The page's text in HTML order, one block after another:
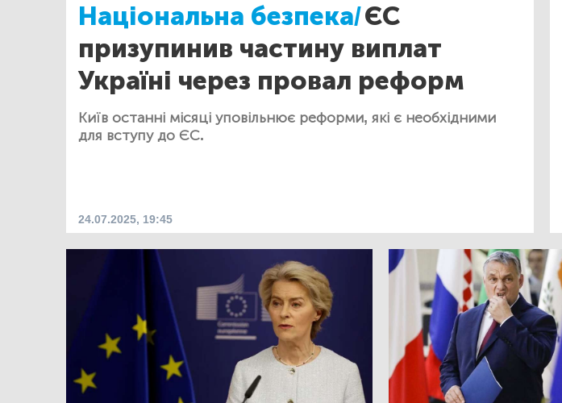
Національна безпека/ЄС
призупинив частину виплат
Україні через провал реформ
Київ останні місяці уповільнює реформи, які є необхідними
для вступу до ЄС.
24.07.2025, 19:45